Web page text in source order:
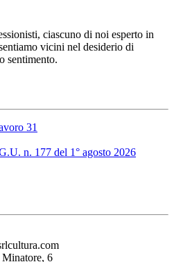
ciascuno di noi esperto in
vicini nel desiderio di
sentimento.
31
n. 177 del 1° agosto 2026
6